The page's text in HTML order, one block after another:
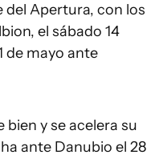
del Apertura, con los
el sábado 14
de mayo ante
bien y se acelera su
ante Danubio el 28